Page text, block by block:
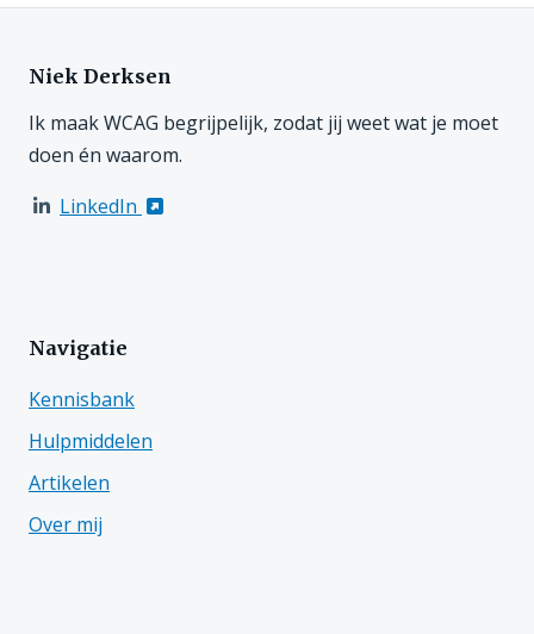
navigatie
Niek Derksen
Ik maak WCAG begrijpelijk, zodat jij weet wat je moet
doen én waarom.
LinkedIn
Navigatie
Kennisbank
Hulpmiddelen
Artikelen
Over mij